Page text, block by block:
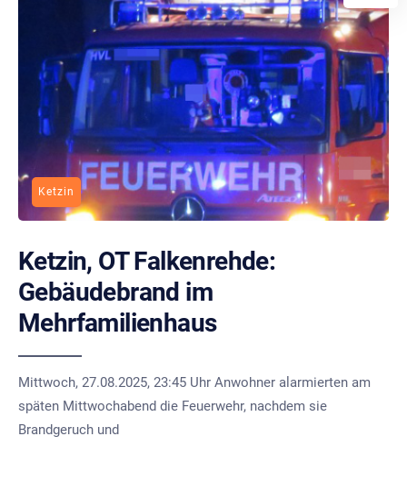
Ketzin
Ketzin, OT Falkenrehde:
Gebäudebrand im
Mehrfamilienhaus
Mittwoch, 27.08.2025, 23:45 Uhr Anwohner alarmierten am
späten Mittwochabend die Feuerwehr, nachdem sie
Brandgeruch und